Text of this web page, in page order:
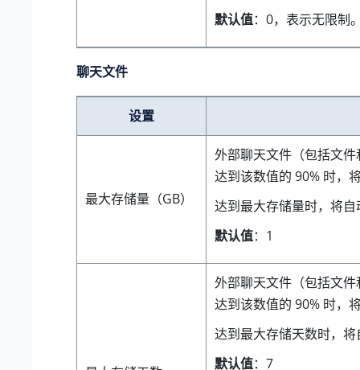
默认值：0，表示无限制
聊天文件
设置
最大存储量（GB）
外部聊天文件（包括文
达到该数值的 90% 时，
达到最大存储量时，将
默认值： 1
外部聊天文件（包括文
达到该数值的 90% 时，
达到最大存储天数时，
默认值：7